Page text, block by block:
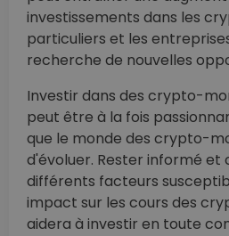
investissements dans les
particuliers et les
recherche de nouvelles
Investir dans des crypto-
peut être à la fois
que le monde des crypto-
d'évoluer. Rester informé et
différents facteurs
impact sur les cours des
aidera à investir en toute